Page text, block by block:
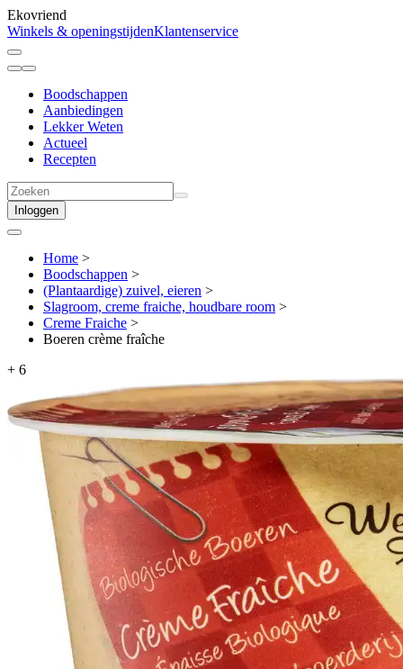
Ekovriend
Winkels & openingstijdenKlantenservice
Boodschappen
Aanbiedingen
Lekker Weten
Actueel
Recepten
Inloggen
Home >
Boodschappen >
(Plantaardige) zuivel, eieren >
Slagroom, creme fraiche, houdbare room >
Creme Fraiche >
Boeren crème fraîche
+ 6